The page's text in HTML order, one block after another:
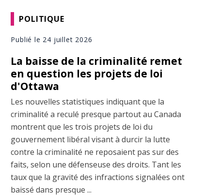
POLITIQUE
Publié le 24 juillet 2026
La baisse de la criminalité remet
en question les projets de loi
d'Ottawa
Les nouvelles statistiques indiquant que la
criminalité a reculé presque partout au Canada
montrent que les trois projets de loi du
gouvernement libéral visant à durcir la lutte
contre la criminalité ne reposaient pas sur des
faits, selon une défenseuse des droits. Tant les
taux que la gravité des infractions signalées ont
baissé dans presque ...